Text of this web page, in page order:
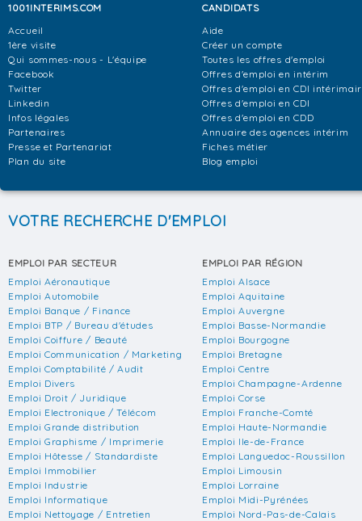
1001INTERIMS.COM
Accueil
1ère visite
Qui sommes-nous - L'équipe
Facebook
Twitter
Linkedin
Infos légales
Partenaires
Presse et Partenariat
Plan du site
CANDIDATS
Aide
Créer un compte
Toutes les offres d'emploi
Offres d'emploi en intérim
Offres d'emploi en CDI
Offres d'emploi en CDI
Offres d'emploi en CDD
Annuaire des agences intérim
Fiches métier
Blog emploi
VOTRE RECHERCHE D'EMPLOI
EMPLOI PAR SECTEUR
Emploi Aéronautique
Emploi Automobile
Emploi Banque / Finance
Emploi BTP / Bureau d'études
Emploi Coiffure / Beauté
Emploi Communication / Marketing
Emploi Comptabilité / Audit
Emploi Divers
Emploi Droit / Juridique
Emploi Electronique / Télécom
Emploi Grande distribution
Emploi Graphisme / Imprimerie
Emploi Hôtesse / Standardiste
Emploi Immobilier
Emploi Industrie
Emploi Informatique
Emploi Nettoyage / Entretien
EMPLOI PAR RÉGION
Emploi Alsace
Emploi Aquitaine
Emploi Auvergne
Emploi Basse-Normandie
Emploi Bourgogne
Emploi Bretagne
Emploi Centre
Emploi Champagne-Ardenne
Emploi Corse
Emploi Franche-Comté
Emploi Haute-Normandie
Emploi Ile-de-France
Emploi Languedoc-Roussillon
Emploi Limousin
Emploi Lorraine
Emploi Midi-Pyrénées
Emploi Nord-Pas-de-Calais